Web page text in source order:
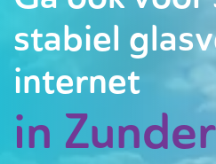
stabiel
internet
in